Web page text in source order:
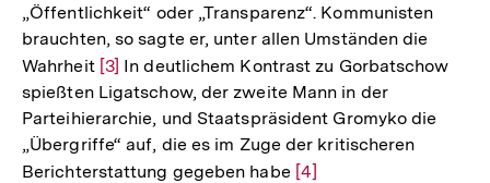
„Öffentlichkeit“ oder „Transparenz“. Kommunisten
brauchten, so sagte er, unter allen Umständen die
Wahrheit Zur
Auflösung
der
Fußnote
[3] In deutlichem Kontrast zu Gorbatschow
spießten Ligatschow, der zweite Mann in der
Parteihierarchie, und Staatspräsident Gromyko die
„Übergriffe“ auf, die es im Zuge der kritischeren
Berichterstattung gegeben habe Zur
[4]